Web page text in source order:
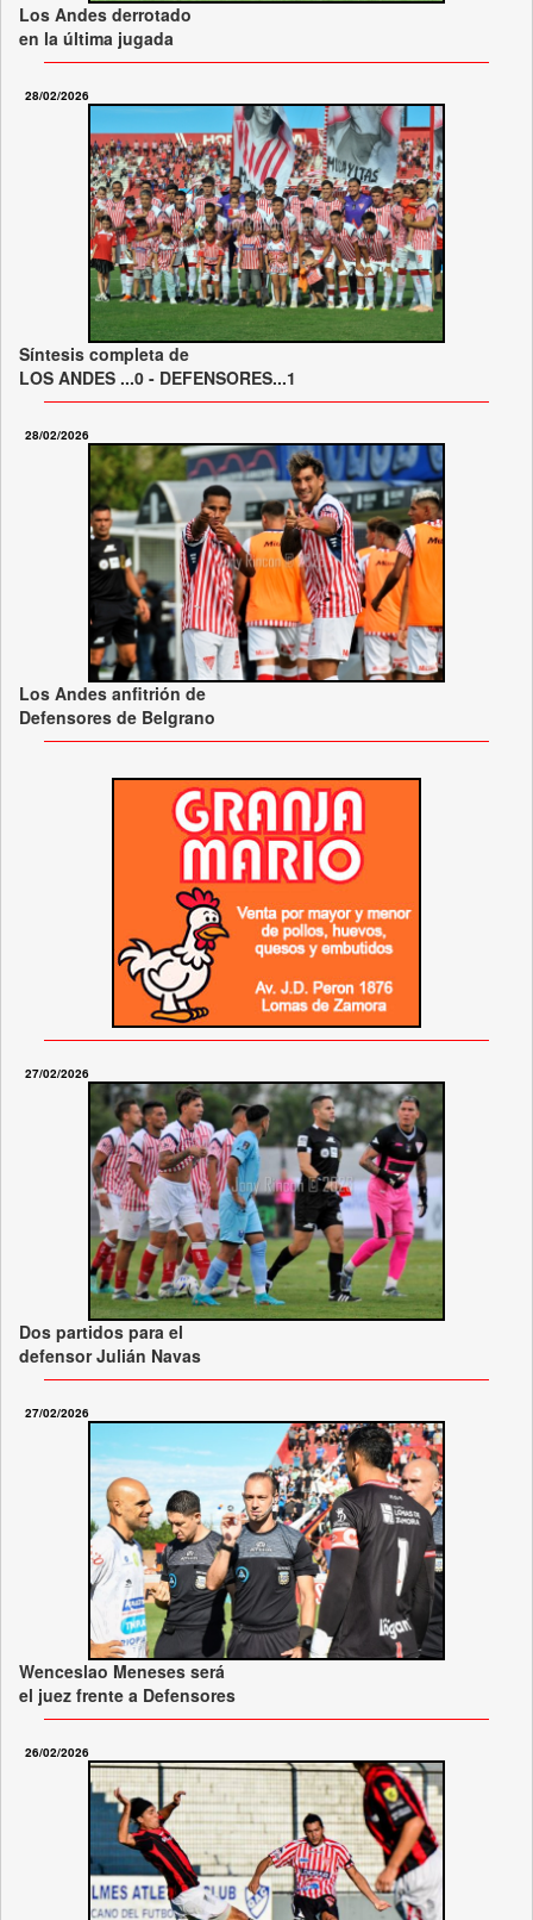
Los Andes derrotado
en la última jugada
28/02/2026
Síntesis completa de
LOS ANDES ...0 - DEFENSORES...1
28/02/2026
Los Andes anfitrión de
Defensores de Belgrano
27/02/2026
Dos partidos para el
defensor Julián Navas
27/02/2026
Wenceslao Meneses será
el juez frente a Defensores
26/02/2026